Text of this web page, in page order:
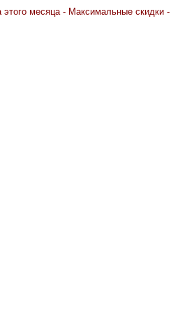
этого месяца - Максимальные